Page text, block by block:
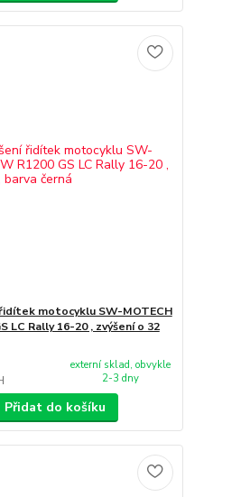
řidítek motocyklu SW-MOTECH
LC Rally 16-20 , zvýšení o 32
externí sklad, obvykle
2-3 dny
Přidat do košíku